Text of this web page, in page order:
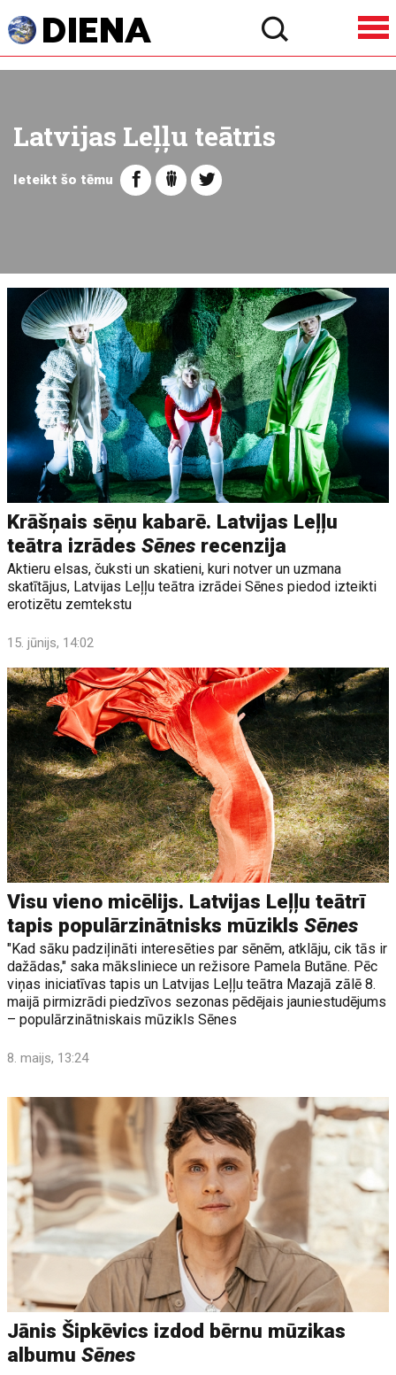
Latvijas Leļļu teātris
Ieteikt šo tēmu
Krāšņais sēņu kabarē. Latvijas Leļļu
teātra izrādesSēnes recenzija
Aktieru elsas, čuksti un skatieni, kuri notver un uzmana
skatītājus, Latvijas Leļļu teātra izrādei Sēnes piedod izteikti
erotizētu zemtekstu
15. jūnijs, 14:02
Visu vieno micēlijs. Latvijas Leļļu teātrī
tapis populārzinātnisks mūziklsSēnes
"Kad sāku padziļināti interesēties par sēnēm, atklāju, cik tās ir
dažādas," saka māksliniece un režisore Pamela Butāne. Pēc
viņas iniciatīvas tapis un Latvijas Leļļu teātra Mazajā zālē 8.
maijā pirmizrādi piedzīvos sezonas pēdējais jauniestudējums
– populārzinātniskais mūzikls Sēnes
8. maijs, 13:24
Jānis Šipkēvics izdod bērnu mūzikas
albumuSēnes